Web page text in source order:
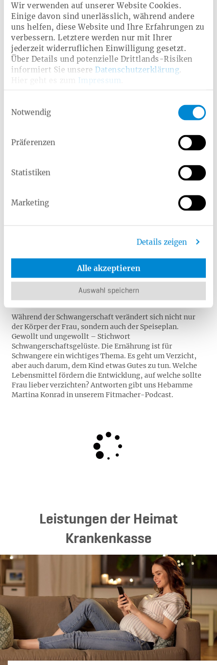
Wir verwenden auf unserer Website Cookies.
Einige davon sind unerlässlich, während andere
uns helfen, diese Website und Ihre Erfahrungen zu
verbessern. Letztere werden nur mit Ihrer
jederzeit widerruflichen Einwilligung gesetzt.
Über Details und potenzielle Drittlands-Risiken
informiert Sie unsere Datenschutzerklärung.
Impressum
Notwendig
Präferenzen
Statistiken
Marketing
Details zeigen
Alle akzeptieren
Auswahl speichern
Das könnte Sie auch interessieren
Angst vor der Ge­burt:
Wie wer­den­de Müt­ter
sich vor­be­rei­ten kön­
nen
Zusätzlich können Versicherte unsere digitalen Angebote
gibt es den
digitalen Stillkurs
Schwangerschaft und Geburt nutzen Sie gern unsere
".
Podcast: Er­näh­rung in der Schwan­
Während der Schwangerschaft verändert sich nicht nur
der Körper der Frau, sondern auch der Speiseplan.
Gewollt und ungewollt – Stichwort
Schwangerschaftsgelüste. Die Ernährung ist für
Schwangere ein wichtiges Thema. Es geht um Verzicht,
aber auch darum, dem Kind etwas Gutes zu tun. Welche
Lebensmittel fördern die Entwicklung, auf welche sollte
Frau lieber verzichten? Antworten gibt uns Hebamme
Martina Konrad in unserem Fitmacher-Podcast.
Leistungen der Heimat
Krankenkasse